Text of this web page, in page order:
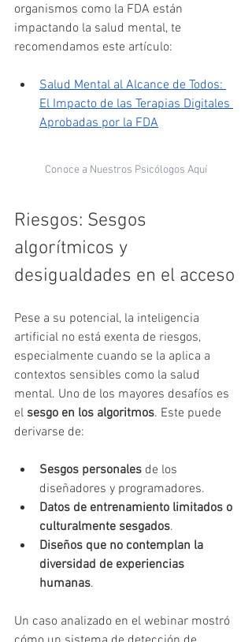
organismos como la FDA están
impactando la salud mental, te
recomendamos este artículo:
Salud Mental al Alcance de Todos:
El Impacto de las Terapias Digitales
Aprobadas por la FDA
Conoce a Nuestros Psicólogos Aquí
Riesgos: Sesgos
algorítmicos y
desigualdades en el acceso
Pese a su potencial, la inteligencia
artificial no está exenta de riesgos,
especialmente cuando se la aplica a
contextos sensibles como la salud
mental. Uno de los mayores desafíos es
el sesgo en los algoritmos. Este puede
derivarse de:
Sesgos personales de los
diseñadores y programadores.
Datos de entrenamiento limitados o
culturalmente sesgados.
Diseños que no contemplan la
diversidad de experiencias
humanas.
Un caso analizado en el webinar mostró